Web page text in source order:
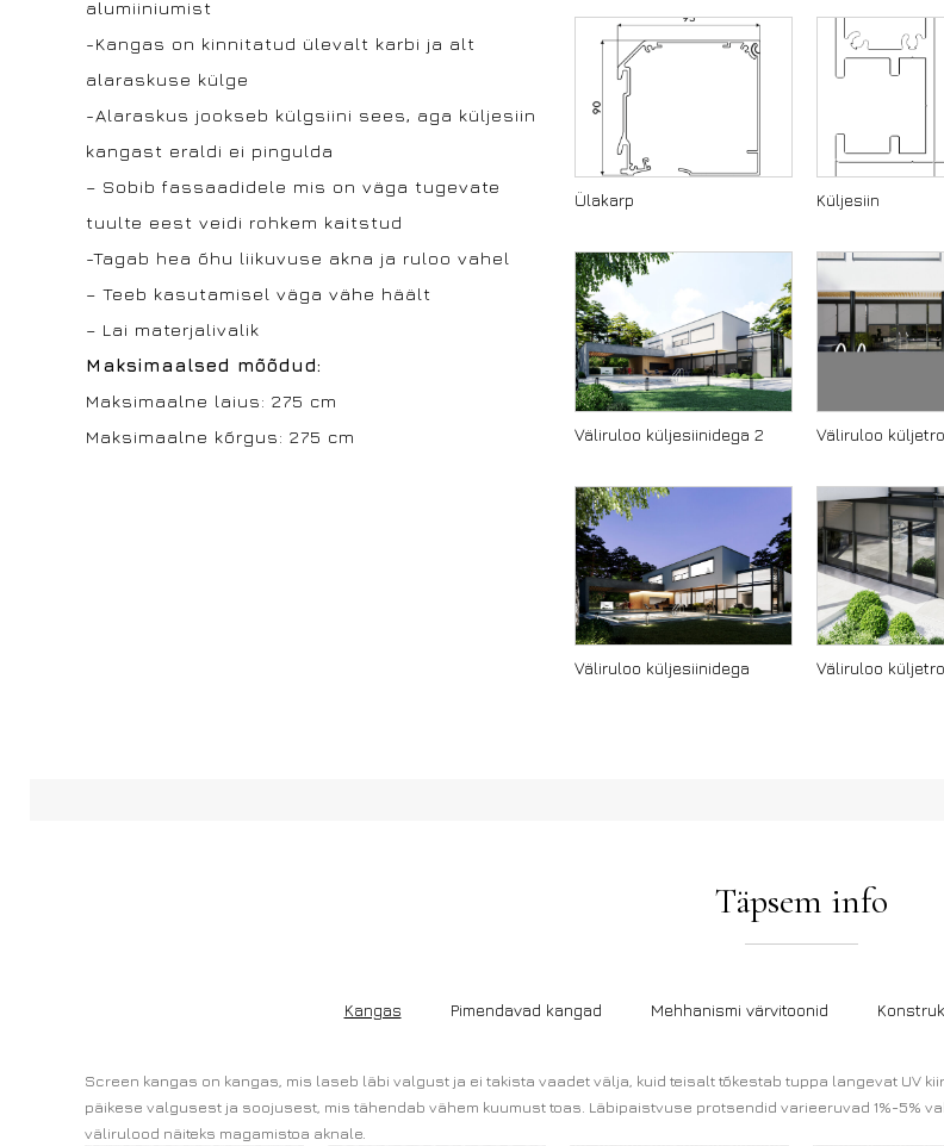
alumiiniumist
-Kangas on kinnitatud ülevalt karbi ja alt
alaraskuse külge
-Alaraskus jookseb külgsiini sees, aga küljesiin
kangast eraldi ei pingulda
– Sobib fassaadidele mis on väga tugevate
tuulte eest veidi rohkem kaitstud
-Tagab hea õhu liikuvuse akna ja ruloo vahel
– Teeb kasutamisel väga vähe häält
– Lai materjalivalik
Maksimaalsed mõõdud:
Maksimaalne laius: 275 cm
Maksimaalne kõrgus: 275 cm
Ülakarp Küljesiin
Väliruloo küljesiinidega 2 Väliruloo
Väliruloo küljesiinidega Väliruloo
Täpsem info
Kangas Pimendavad kangad Mehhanismi värvitoonid
Screen kangas on kangas, mis laseb läbi valgust ja ei takista vaadet välja, kuid teisalt tõkestab tuppa langevat UV
päikese valgusest ja soojusest, mis tähendab vähem kuumust toas. Läbipaistvuse protsendid varieeruvad 1%-5%
välirulood näiteks magamistoa aknale.